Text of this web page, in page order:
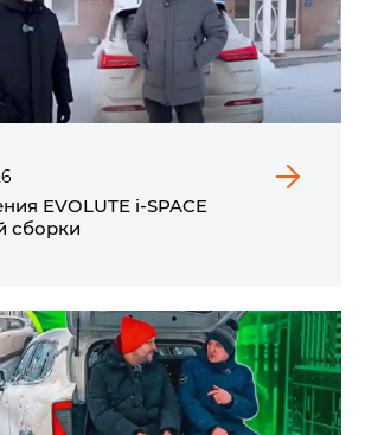
EVOLUTE i‑SPACE
сборки